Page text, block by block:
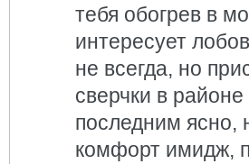
тебя обогрев в
интересует
не всегда, но
сверчки в
последним ясно,
комфорт имидж,